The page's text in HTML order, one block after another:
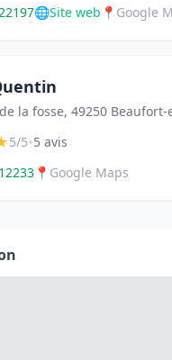
🌐Site web 📍 Google
la fosse, 49250 Beaufort-
5/5•5 avis
📍 Google Maps